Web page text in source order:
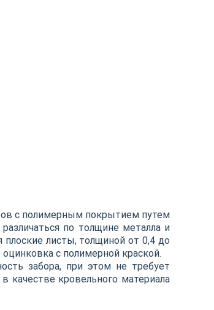
с полимерным покрытием путем
по толщине металла и
плоские листы, толщиной от 0,4 до
с полимерной краской.
забора, при этом не требует
качестве кровельного материала